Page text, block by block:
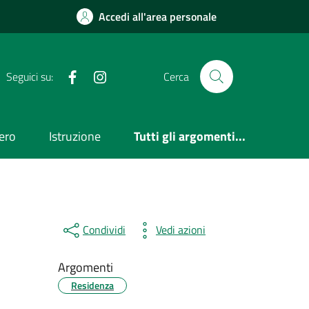
Accedi all'area personale
Seguici su: Facebook Cerca
Istruzione Tutti gli argomenti...
Condividi Vedi azioni
Argomenti
Residenza